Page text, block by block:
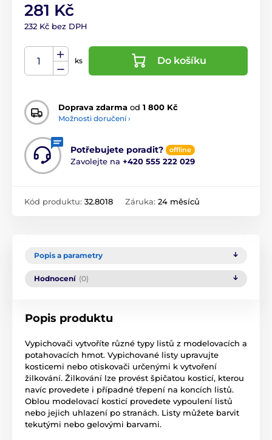
281 Kč
232 Kč bez DPH
ks Do košíku
Doprava zdarma od 1 800 Kč
Možnosti doručení ›
Potřebujete poradit? offline
Zavolejte na +420 555 222 029
Kód produktu: 32.8018 Záruka: 24 měsíců
Popis a parametry
Hodnocení (0)
Popis produktu
Vypichovači vytvoříte různé typy listů z modelovacích a
potahovacích hmot. Vypichované listy upravujte
kosticemi nebo otiskovači určenými k vytvoření
žilkování. Žilkování lze provést špičatou kosticí, kterou
navíc provedete i případné třepení na koncích listů.
Oblou modelovací kosticí provedete vypoulení listů
nebo jejich uhlazení po stranách. Listy můžete barvit
tekutými nebo gelovými barvami.